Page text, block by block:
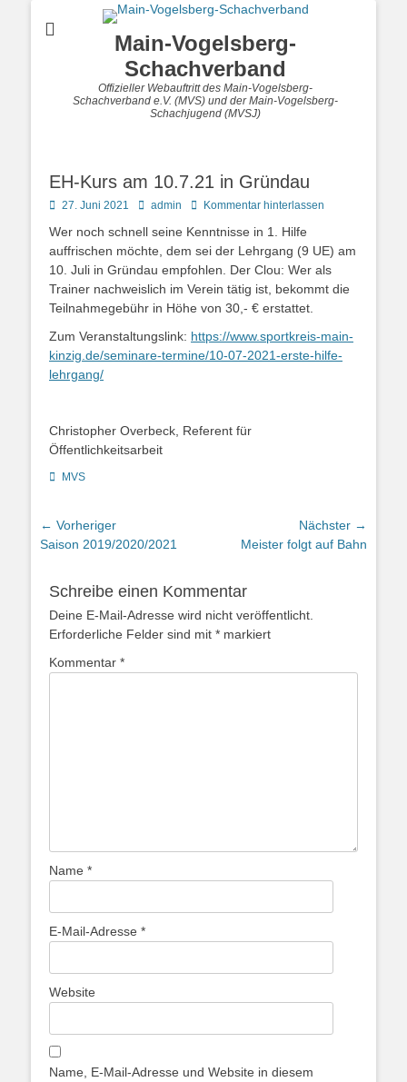
Main-Vogelsberg-
Schachverband
Offizieller Webauftritt des Main-Vogelsberg-
Schachverband e.V. (MVS) und der Main-Vogelsberg-
Schachjugend (MVSJ)
EH-Kurs am 10.7.21 in Gründau
Posted
27. Juni 2021 Autoradmin Kommentar hinterlassen
Wer noch schnell seine Kenntnisse in 1. Hilfe
auffrischen möchte, dem sei der Lehrgang (9 UE) am
10. Juli in Gründau empfohlen. Der Clou: Wer als
Trainer nachweislich im Verein tätig ist, bekommt die
Teilnahmegebühr in Höhe von 30,- € erstattet.
Zum Veranstaltungslink: https://www.sportkreis-main-
kinzig.de/seminare-termine/10-07-2021-erste-hilfe-
lehrgang/
Christopher Overbeck, Referent für
Öffentlichkeitsarbeit
Kategorien
MVS
Beitragsnavigation
← Vorheriger
Vorheriger
Saison 2019/2020/2021
Nächster →
NächsterMeister folgt auf Bahn
Schreibe einen Kommentar
Deine E-Mail-Adresse wird nicht veröffentlicht.
Erforderliche Felder sind mit * markiert
Kommentar *
Name *
E-Mail-Adresse *
Website
Name, E-Mail-Adresse und Website in diesem